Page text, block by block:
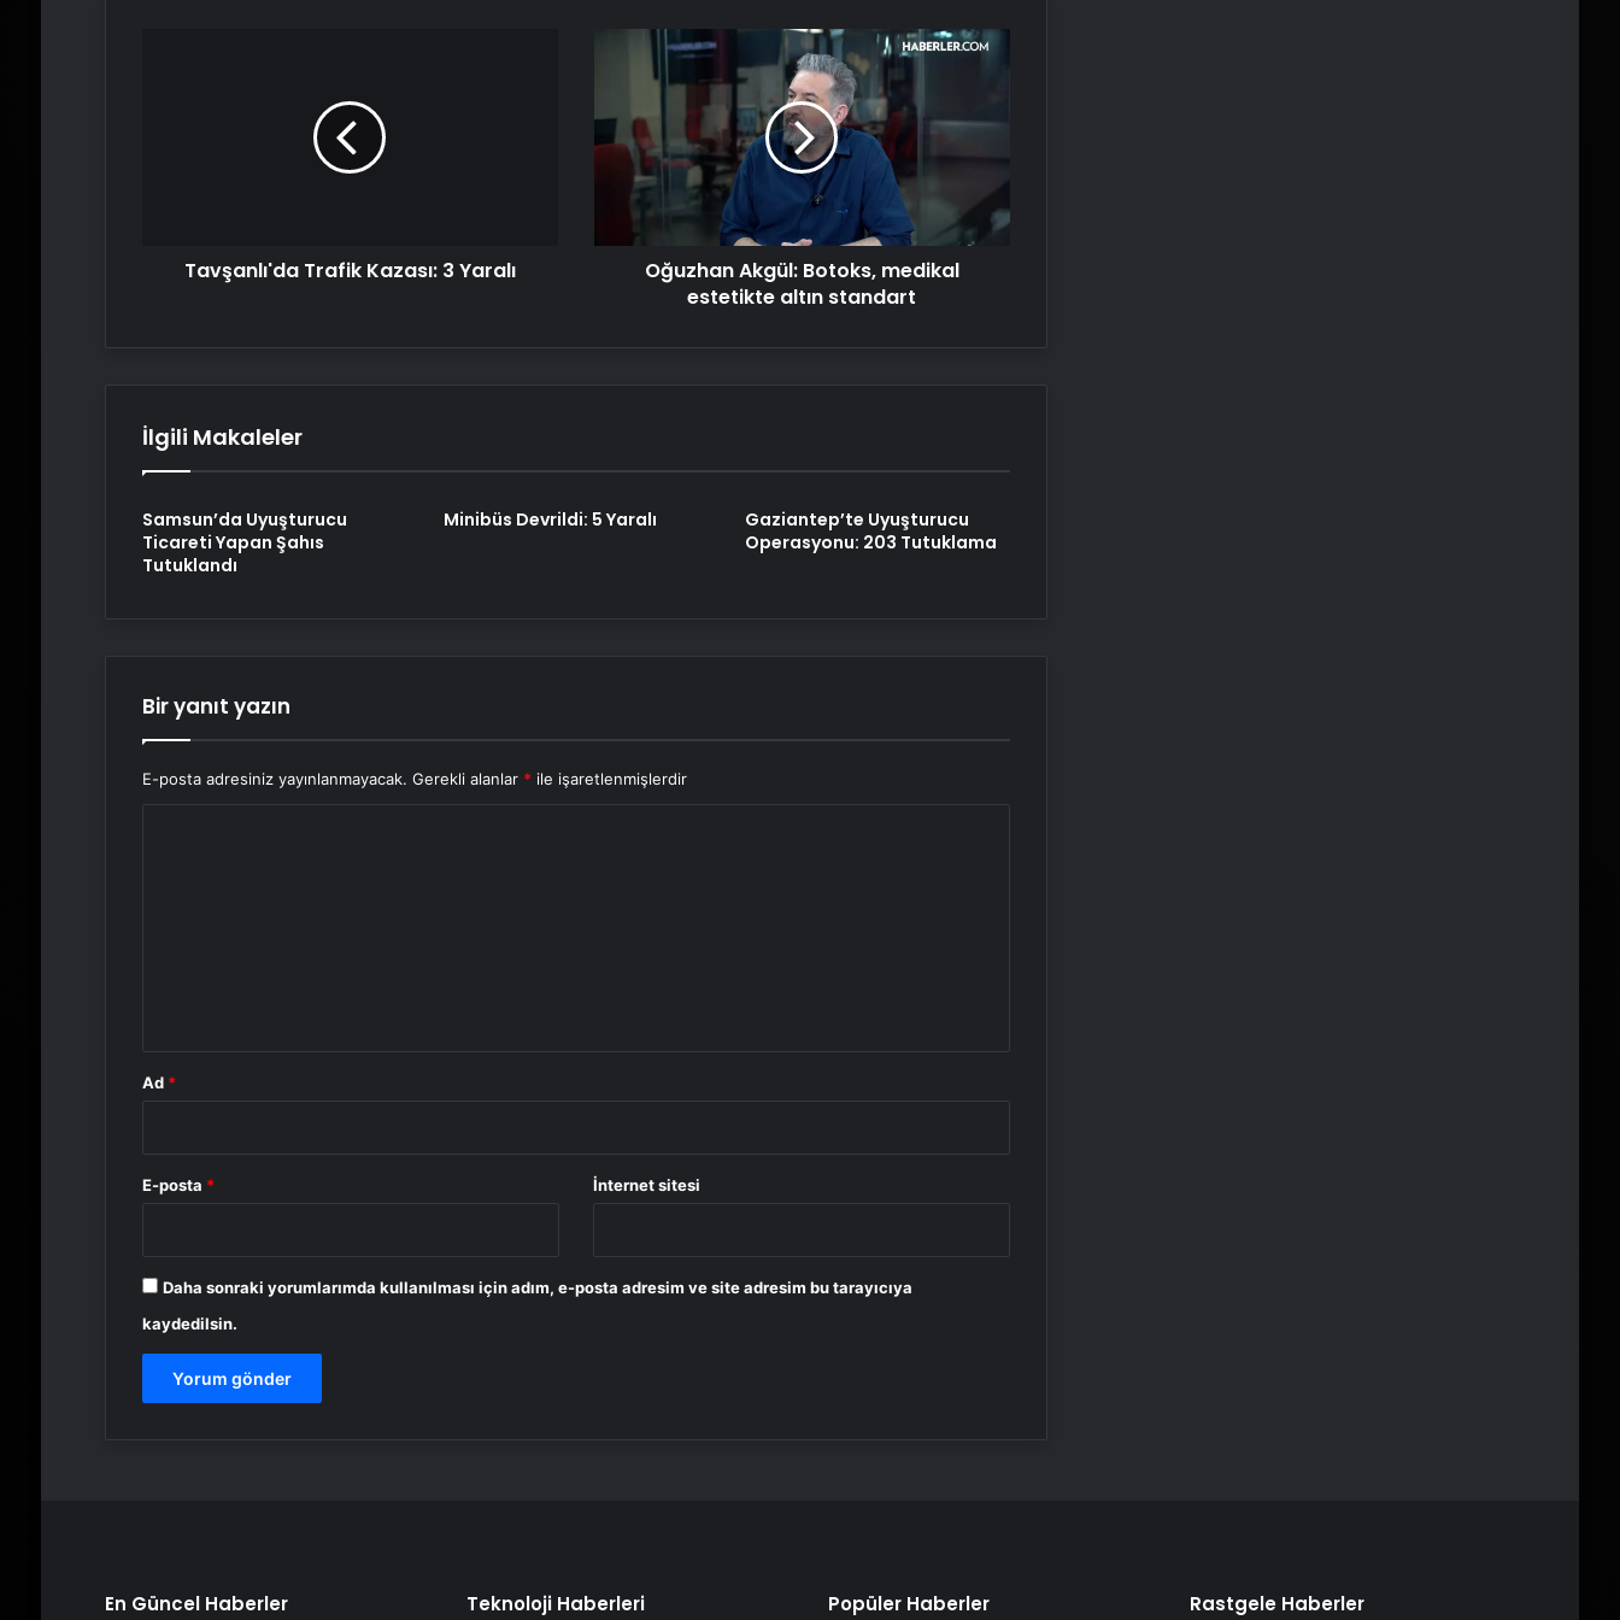
Tavşanlı'da Trafik Kazası: 3 Yaralı
medikal
estetikte
standart
Oğuzhan Akgül: Botoks, medikal
estetikte altın standart
İlgili Makaleler
Samsun’da Uyuşturucu
Ticareti Yapan Şahıs
Tutuklandı
Minibüs Devrildi: 5 Yaralı
Gaziantep’te Uyuşturucu
Operasyonu: 203 Tutuklama
Bir yanıt yazın
E-posta adresiniz yayınlanmayacak. Gerekli alanlar * ile işaretlenmişlerdir
Ad *
E-posta * İnternet sitesi
Daha sonraki yorumlarımda kullanılması için adım, e-posta adresim ve site adresim bu tarayıcıya
kaydedilsin.
En Güncel Haberler Teknoloji Haberleri Popüler Haberler Rastgele Haberler